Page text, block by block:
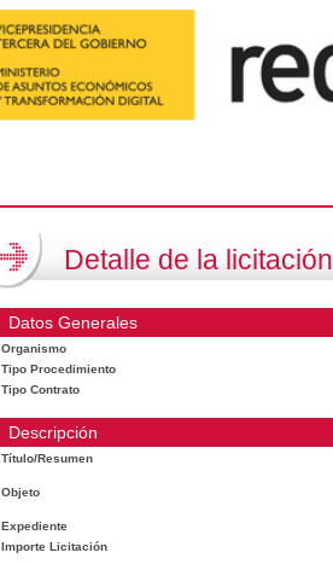
Detalle de la licitación
Datos Generales
Organismo
Tipo Procedimiento
Tipo Contrato
Descripción
Título/Resumen
Objeto
Expediente
Importe Licitación